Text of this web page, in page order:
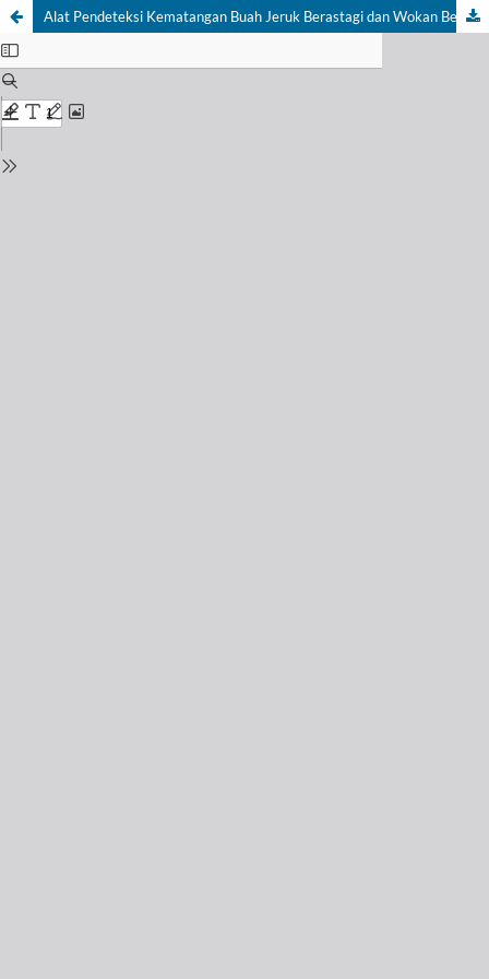
Alat Pendeteksi Kematangan Buah Jeruk Berastagi dan Wokan Berdasarkan Tingkat Keasamaan Buah Menggunakan Sensor Spektral AS7263 dan Mikrokontroler ESP 32